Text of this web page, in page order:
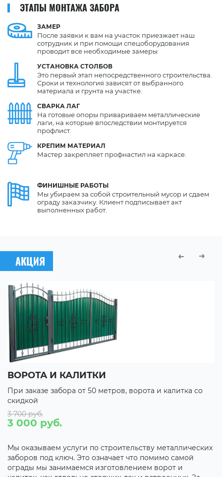
ЭТАПЫ МОНТАЖА ЗАБОРА
ЗАМЕР
УСТАНОВКА СТОЛБОВ
СВАРКА ЛАГ
КРЕПИМ МАТЕРИАЛ
ФИНИШНЫЕ РАБОТЫ
После заявки к вам на участок приезжает наш
сотрудник и при помощи спецоборудования
проводит все необходимые замеры
Это первый этап непосредственного строительства.
Сроки и технология зависят от выбранного
материала и грунта на участке.
На готовые опоры привариваем металлические
лаги, на которые впоследствии монтируется
профлист.
Мастер закрепляет профнастил на каркасе.
Мы убираем за собой строительный мусор и сдаем
ограду заказчику. Клиент подписывает акт
выполненных работ.
АКЦИЯ
ВОРОТА И КАЛИТКИ
При заказе забора от 50 метров, ворота и калитка со
скидкой
3 700 руб.
3 000 руб.
Мы оказываем услуги по строительству металлических
заборов под ключ. Это означает что помимо самой
ограды мы занимаемся изготовлением ворот и